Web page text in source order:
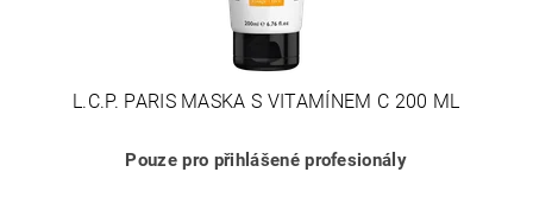
L.C.P. PARIS MASKA S VITAMÍNEM C 200 ML
Pouze pro přihlášené profesionály